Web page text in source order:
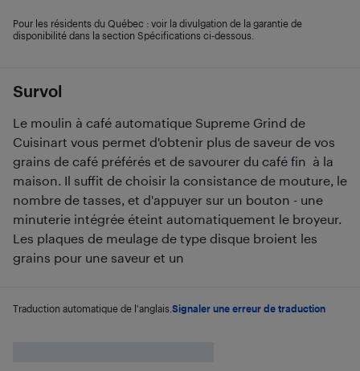
Survol
Le moulin à café automatique Supreme Grind de
Cuisinart vous permet d'obtenir plus de saveur de vos
grains de café préférés et de savourer du café fin à la
maison. Il suffit de choisir la consistance de mouture, le
nombre de tasses, et d'appuyer sur un bouton - une
minuterie intégrée éteint automatiquement le broyeur.
Les plaques de meulage de type disque broient les
grains pour une saveur et un
Traduction automatique de l'anglais. Signaler une erreur de traduction
Pour les résidents du Québec : voir la divulgation de la garantie de
disponibilité dans la section Spécifications ci-dessous.